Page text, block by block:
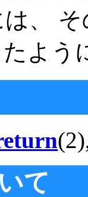
、
たよう
て